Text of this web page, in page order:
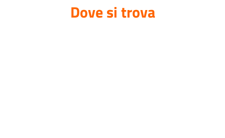
Dove si trova